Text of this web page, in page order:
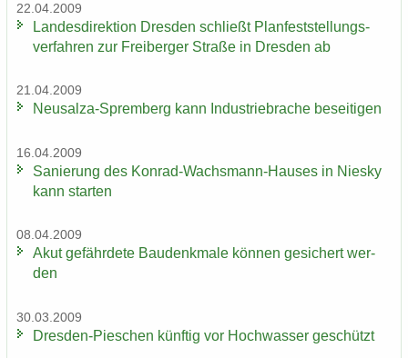
22.04.2009
Lan­des­di­rek­ti­on Dres­den schließt Plan­fest­stel­lungs­
ver­fah­ren zur Frei­ber­ger Stra­ße in Dres­den ab
21.04.2009
Neusalza-​Spremberg kann In­dus­trie­bra­che be­sei­ti­gen
16.04.2009
Sa­nie­rung des Konrad-​Wachsmann-Hauses in Nies­ky
kann star­ten
08.04.2009
Akut ge­fähr­de­te Bau­denk­ma­le kön­nen ge­si­chert wer­
den
30.03.2009
Dresden-​Pieschen künf­tig vor Hoch­was­ser ge­schützt